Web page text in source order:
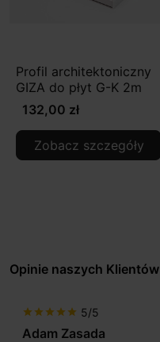
Profil architektoniczny
GIZA do płyt G-K 2m
132,00 zł
Zobacz szczegóły
Opinie naszych Klientów
star star star star star 5/5
Adam Zasada